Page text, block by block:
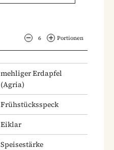
6 Portionen
mehliger Erdapfel
(Agria)
Frühstücksspeck
Eiklar
Speisestärke